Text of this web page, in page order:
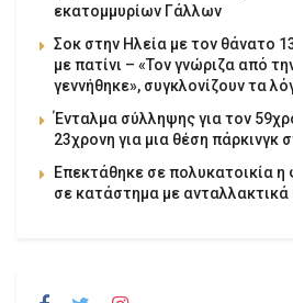
εκατομμυρίων Γάλλων
Σοκ στην Ηλεία με τον θάνατο
με πατίνι – «Τον γνώριζα από
γεννήθηκε», συγκλονίζουν τα
Ένταλμα σύλληψης για τον
23χρονη για μια θέση πάρκινγκ
Επεκτάθηκε σε πολυκατοικία
σε κατάστημα με ανταλλακτικά